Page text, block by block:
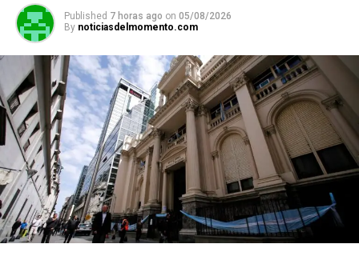
ADVERTISEMENT
Published 7 horas ago on 05/08/2026
By noticiasdelmomento.com